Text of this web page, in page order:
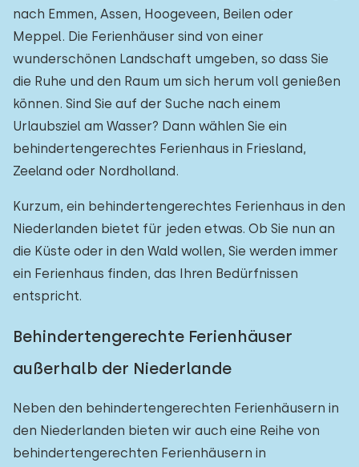
nach Emmen, Assen, Hoogeveen, Beilen oder
Meppel. Die Ferienhäuser sind von einer
wunderschönen Landschaft umgeben, so dass Sie
die Ruhe und den Raum um sich herum voll genießen
können. Sind Sie auf der Suche nach einem
Urlaubsziel am Wasser? Dann wählen Sie ein
behindertengerechtes Ferienhaus in Friesland,
Zeeland oder Nordholland.
Kurzum, ein behindertengerechtes Ferienhaus in den
Niederlanden bietet für jeden etwas. Ob Sie nun an
die Küste oder in den Wald wollen, Sie werden immer
ein Ferienhaus finden, das Ihren Bedürfnissen
entspricht.
Behindertengerechte Ferienhäuser
außerhalb der Niederlande
Neben den behindertengerechten Ferienhäusern in
den Niederlanden bieten wir auch eine Reihe von
behindertengerechten Ferienhäusern in